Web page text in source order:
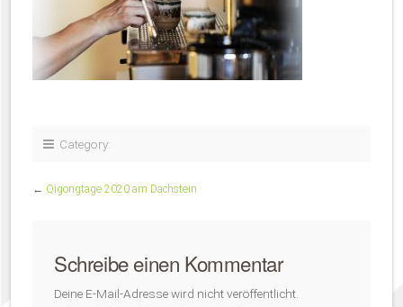
Category:
← Qigongtage 2020 am Dachstein
Schreibe einen Kommentar
Deine E-Mail-Adresse wird nicht veröffentlicht.